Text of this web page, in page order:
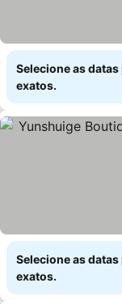
Selecione as
exatos.
Selecione as
exatos.